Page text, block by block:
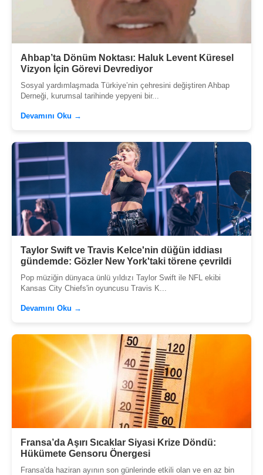
Ahbap’ta Dönüm Noktası: Haluk Levent Küresel
Vizyon İçin Görevi Devrediyor
Sosyal yardımlaşmada Türkiye’nin çehresini değiştiren Ahbap
Derneği, kurumsal tarihinde yepyeni bir...
Devamını Oku →
Taylor Swift ve Travis Kelce'nin düğün iddiası
gündemde: Gözler New York'taki törene çevrildi
Pop müziğin dünyaca ünlü yıldızı Taylor Swift ile NFL ekibi
Kansas City Chiefs'in oyuncusu Travis K...
Devamını Oku →
Fransa’da Aşırı Sıcaklar Siyasi Krize Döndü:
Hükümete Gensoru Önergesi
Fransa'da haziran ayının son günlerinde etkili olan ve en az bin